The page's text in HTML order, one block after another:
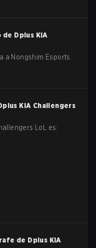
de Dplus KIA
a Nongshim Esports
KIA Challengers
LoL
es:
de Dplus KIA